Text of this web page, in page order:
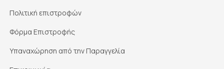
Πολιτική επιστροφών
Φόρμα Επιστροφής
Υπαναχώρηση από την Παραγγελία